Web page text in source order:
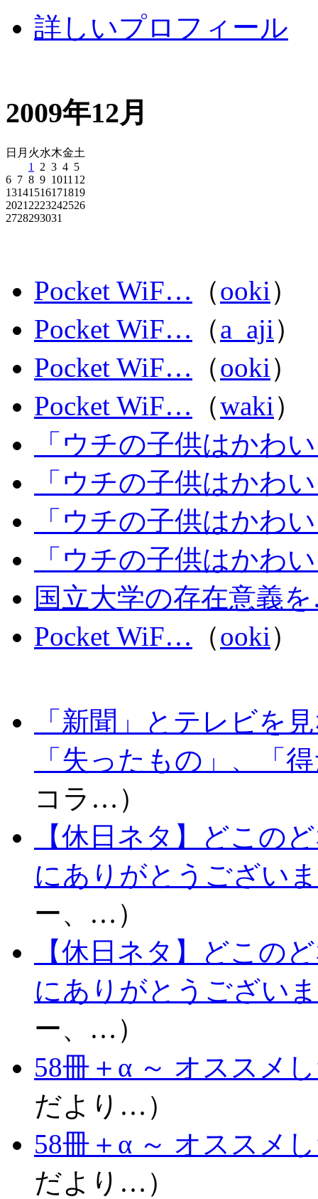
詳しいプロフィール
2009年12月
日 月 火水木金土
1
2 3 4 5
6 7 8 9 1011 12
13141516171819
2021 2223242526
2728293031
Pocket WiF… （ooki）
Pocket WiF… （a_aji）
Pocket WiF… （ooki）
Pocket WiF… （waki）
「ウチの子供はかわ
「ウチの子供はかわ
「ウチの子供はかわ
「ウチの子供はかわ
国立大学の存在意義
Pocket WiF… （ooki）
「新聞」とテレビを
「失ったもの」、「
コラ…）
【休日ネタ】どこの
にありがとうござい
ー、…）
【休日ネタ】どこの
にありがとうござい
ー、…）
58冊＋α ～ オススメ
だより…）
58冊＋α ～ オススメ
だより…）